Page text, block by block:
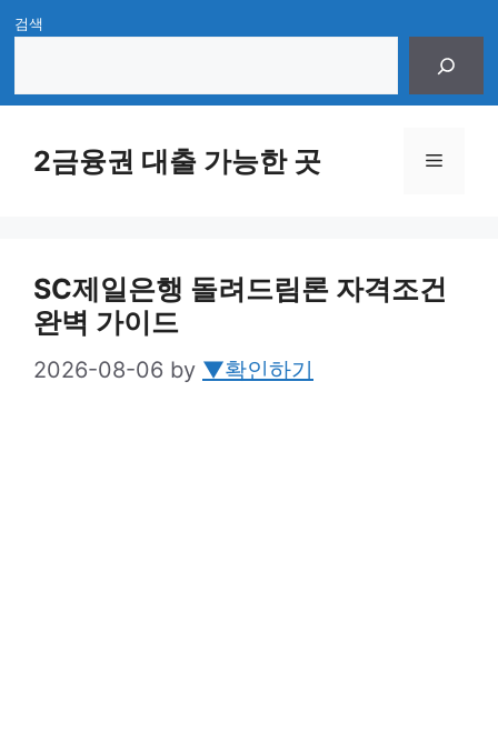
Skip
content
검색
2금융권 대출 가능한 곳 Menu
SC제일은행 돌려드림론 자격조건
완벽 가이드
2026-08-06 by ▼확인하기